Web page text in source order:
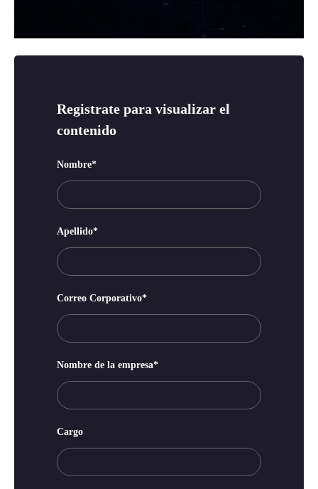
Registrate para visualizar el
contenido
Nombre*
Apellido*
Correo Corporativo*
Nombre de la empresa*
Cargo